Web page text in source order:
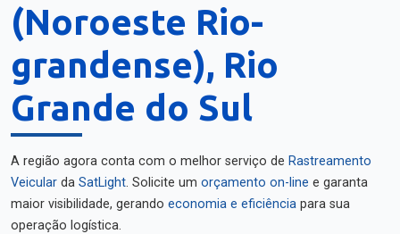
(Noroeste Rio-
grandense), Rio
Grande do Sul
A região agora conta com o melhor serviço de Rastreamento
Veicular da SatLight. Solicite um orçamento on-line e garanta
maior visibilidade, gerando economia e eficiência para sua
operação logística.